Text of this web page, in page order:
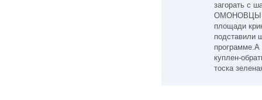
загорать с
ОМОНОВЦЫ
площади
подставили
программе.А
куплен-
тоска